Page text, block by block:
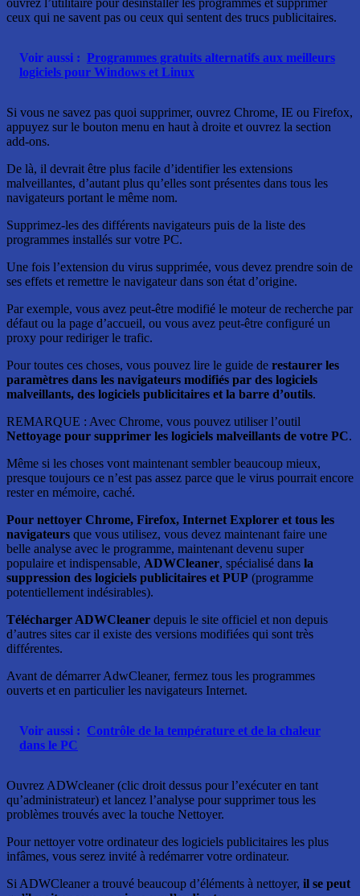
ceux qui ne savent pas ou ceux qui sentent des trucs publicitaires.
Voir aussi : Programmes gratuits alternatifs aux meilleurs
logiciels pour Windows et Linux
Si vous ne savez pas quoi supprimer, ouvrez Chrome, IE ou Firefox,
appuyez sur le bouton menu en haut à droite et ouvrez la section
add-ons.
De là, il devrait être plus facile d’identifier les extensions
malveillantes, d’autant plus qu’elles sont présentes dans tous les
navigateurs portant le même nom.
Supprimez-les des différents navigateurs puis de la liste des
programmes installés sur votre PC.
Une fois l’extension du virus supprimée, vous devez prendre soin de
ses effets et remettre le navigateur dans son état d’origine.
Par exemple, vous avez peut-être modifié le moteur de recherche par
défaut ou la page d’accueil, ou vous avez peut-être configuré un
proxy pour rediriger le trafic.
Pour toutes ces choses, vous pouvez lire le guide de restaurer les
paramètres dans les navigateurs modifiés par des logiciels
malveillants, des logiciels publicitaires et la barre d’outils.
REMARQUE : Avec Chrome, vous pouvez utiliser l’outil
Nettoyage pour supprimer les logiciels malveillants de votre PC.
Même si les choses vont maintenant sembler beaucoup mieux,
presque toujours ce n’est pas assez parce que le virus pourrait encore
rester en mémoire, caché.
Pour nettoyer Chrome, Firefox, Internet Explorer et tous les
navigateurs que vous utilisez, vous devez maintenant faire une
belle analyse avec le programme, maintenant devenu super
populaire et indispensable, ADWCleaner, spécialisé dans la
suppression des logiciels publicitaires et PUP (programme
potentiellement indésirables).
Télécharger ADWCleaner depuis le site officiel et non depuis
d’autres sites car il existe des versions modifiées qui sont très
différentes.
Avant de démarrer AdwCleaner, fermez tous les programmes
ouverts et en particulier les navigateurs Internet.
Voir aussi : Contrôle de la température et de la chaleur
dans le PC
Ouvrez ADWcleaner (clic droit dessus pour l’exécuter en tant
qu’administrateur) et lancez l’analyse pour supprimer tous les
problèmes trouvés avec la touche Nettoyer.
Pour nettoyer votre ordinateur des logiciels publicitaires les plus
infâmes, vous serez invité à redémarrer votre ordinateur.
Si ADWCleaner a trouvé beaucoup d’éléments à nettoyer, il se peut